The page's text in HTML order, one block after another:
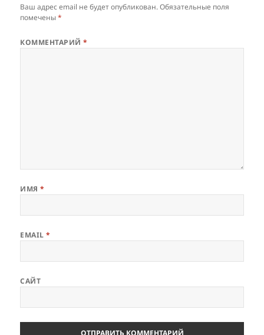
Ваш адрес email не будет опубликован. Обязательные поля
помечены*
КОММЕНТАРИЙ*
ИМЯ*
EMAIL*
САЙТ